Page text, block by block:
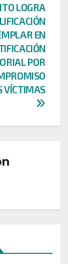
LOGRA
EN
POR
VÍCTIMAS